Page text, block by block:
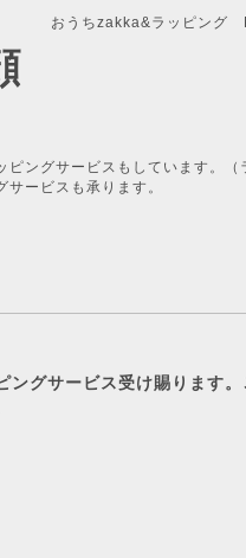
おうちzakka&ラッピング
ングサービスもしています。
ービスも承ります。
グサービス受け賜ります。